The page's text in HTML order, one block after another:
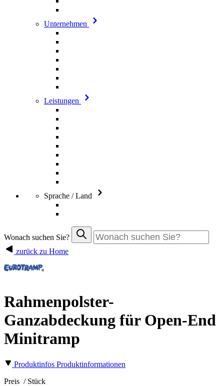
Unternehmen
Leistungen
Sprache / Land
Wonach suchen Sie?
zurück zu Home
Rahmenpolster-
Ganzabdeckung für Open-End
Minitramp
Produktinfos Produktinformationen
Preis / Stück